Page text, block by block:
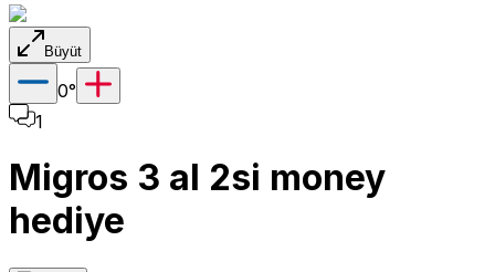
Büyüt
0°
1
Migros 3 al 2si money
hediye